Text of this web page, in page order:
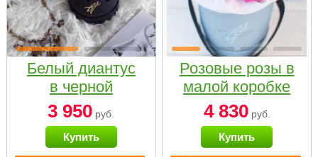
Белый диантус
в черной
коробке Small
3 950 руб.
Купить
Розовые розы в
малой коробке
4 830руб.
Купить